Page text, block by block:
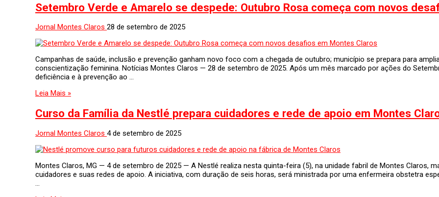
Setembro Verde e Amarelo se despede: Outubro Rosa começa com novos
Jornal Montes Claros 28 de setembro de 2025
Campanhas de saúde, inclusão e prevenção ganham novo foco com a chegada de outubro; município se prepara para
conscientização feminina. Notícias Montes Claros — 28 de setembro de 2025. Após um mês marcado por ações do
deficiência e à prevenção ao …
Leia Mais »
Curso da Família da Nestlé prepara cuidadores e rede de apoio em Montes
Jornal Montes Claros 4 de setembro de 2025
Montes Claros, MG — 4 de setembro de 2025 — A Nestlé realiza nesta quinta-feira (5), na unidade fabril de Montes Claros,
cuidadores e suas redes de apoio. A iniciativa, com duração de seis horas, será ministrada por uma enfermeira obstetra